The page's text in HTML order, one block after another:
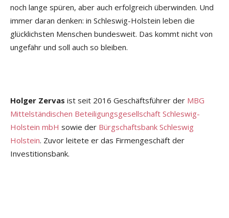
noch lange spüren, aber auch erfolgreich überwinden. Und
immer daran denken: in Schleswig-Holstein leben die
glücklichsten Menschen bundesweit. Das kommt nicht von
ungefähr und soll auch so bleiben.
Holger Zervas ist seit 2016 Geschäftsführer der MBG
Mittelständischen Beteiligungsgesellschaft Schleswig-
Holstein mbH sowie der Bürgschaftsbank Schleswig
Holstein. Zuvor leitete er das Firmengeschäft der
Investitionsbank.